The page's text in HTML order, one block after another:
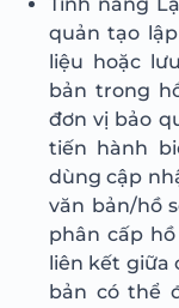
quản tạo
liệu hoặc
bản trong
đơn vị bảo
tiến hành
dùng cập
văn bản/hồ
phân cấp
liên kết giữa
bản có thể